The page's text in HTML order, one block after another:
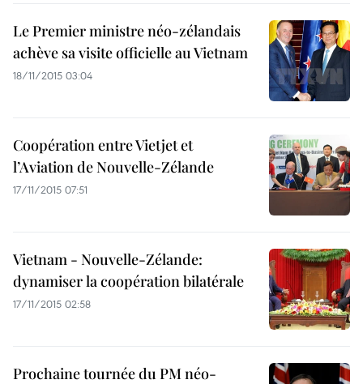
Le Premier ministre néo-zélandais
achève sa visite officielle au Vietnam
18/11/2015 03:04
Coopération entre Vietjet et
l’Aviation de Nouvelle-Zélande
17/11/2015 07:51
Vietnam - Nouvelle-Zélande:
dynamiser la coopération bilatérale
17/11/2015 02:58
Prochaine tournée du PM néo-